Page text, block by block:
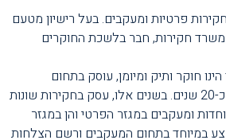
פרטיות ומעקבים. בעל רישיון מטעם
חקירות, חבר בלשכת החוקרים
חוקר ותיק ומיומן, עוסק בתחום
החקירות והמעקבים מזה כ-20 שנים. בשנים אלו, עסק בחקירות שונות
ומעקבים במגזר הפרטי והן במגזר
במיוחד בתחום המעקבים ורשם הצלחות